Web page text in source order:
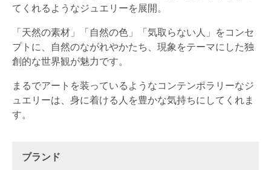
てくれるようなジュエリーを展開。
「天然の素材」「自然の色」「気取らない人」をコンセ
プトに、自然のながれやかたち、現象をテーマにした独
創的な世界観が魅力です。
まるでアートを装っているようなコンテンポラリーなジ
ュエリーは、身に着ける人を豊かな気持ちにしてくれま
す。
ブランド